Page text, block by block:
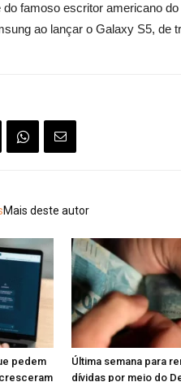
famoso escritor americano
ao lançar o Galaxy S5, de
Mais deste autor
pedem
Última semana para
dívidas por meio do